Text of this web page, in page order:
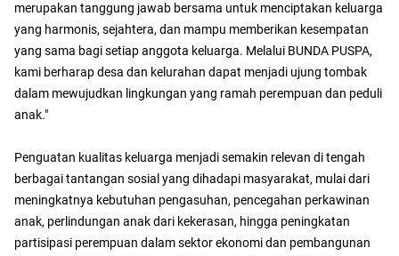
merupakan tanggung jawab bersama untuk menciptakan keluarga
yang harmonis, sejahtera, dan mampu memberikan kesempatan
yang sama bagi setiap anggota keluarga. Melalui BUNDA PUSPA,
kami berharap desa dan kelurahan dapat menjadi ujung tombak
dalam mewujudkan lingkungan yang ramah perempuan dan peduli
anak."
Penguatan kualitas keluarga menjadi semakin relevan di tengah
berbagai tantangan sosial yang dihadapi masyarakat, mulai dari
meningkatnya kebutuhan pengasuhan, pencegahan perkawinan
anak, perlindungan anak dari kekerasan, hingga peningkatan
partisipasi perempuan dalam sektor ekonomi dan pembangunan